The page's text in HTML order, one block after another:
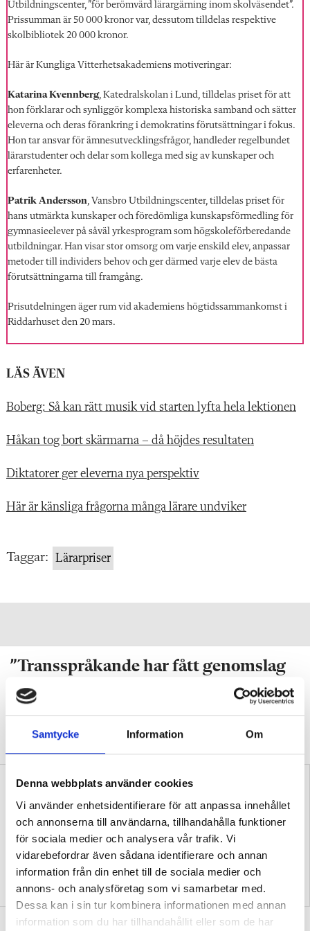
Samtycke Information Om
Denna webbplats använder cookies
Vi använder enhetsidentifierare för att anpassa innehållet
och annonserna till användarna, tillhandahålla funktioner
för sociala medier och analysera vår trafik. Vi
vidarebefordrar även sådana identifierare och annan
information från din enhet till de sociala medier och
annons- och analysföretag som vi samarbetar med.
Dessa kan i sin tur kombinera informationen med annan
information som du har tillhandahållit eller som de har
Utbildningscenter, ”för berömvärd lärargärning inom skolväsendet”.
Prissumman är 50 000 kronor var, dessutom tilldelas respektive
skolbibliotek 20 000 kronor.
Här är Kungliga Vitterhetsakademiens motiveringar:
Katarina Kvennberg, Katedralskolan i Lund, tilldelas priset för att
hon förklarar och synliggör komplexa historiska samband och sätter
eleverna och deras förankring i demokratins förutsättningar i fokus.
Hon tar ansvar för ämnesutvecklingsfrågor, handleder regelbundet
lärarstudenter och delar som kollega med sig av kunskaper och
erfarenheter.
Patrik Andersson, Vansbro Utbildningscenter, tilldelas priset för
hans utmärkta kunskaper och föredömliga kunskapsförmedling för
gymnasieelever på såväl yrkesprogram som högskoleförberedande
utbildningar. Han visar stor omsorg om varje enskild elev, anpassar
metoder till individers behov och ger därmed varje elev de bästa
förutsättningarna till framgång.
Prisutdelningen äger rum vid akademiens högtidssammankomst i
Riddarhuset den 20 mars.
LÄS ÄVEN
Boberg: Så kan rätt musik vid starten lyfta hela lektionen
Håkan tog bort skärmarna – då höjdes resultaten
Diktatorer ger eleverna nya perspektiv
Här är känsliga frågorna många lärare undviker
Taggar: Lärarpriser
”Transspråkande har fått genomslag
av en anledning”
DEBATT
”slogan”.
Samtida konflikter kan
fördjupa kunskaper i
historia
Replik: Transspråkande
uppfattas ofta som en
slogan
Debatt: Mardröm att många elever